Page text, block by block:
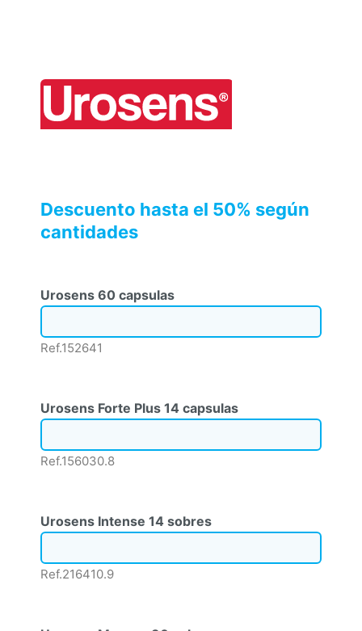
Descuento hasta el 50% según
cantidades
Urosens 60 capsulas
Ref.152641
Urosens Forte Plus 14 capsulas
Ref.156030.8
Urosens Intense 14 sobres
Ref.216410.9